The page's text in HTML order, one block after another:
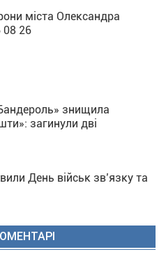
міста Олександра
08 26
знищила
загинули дві
День військ зв’язку та